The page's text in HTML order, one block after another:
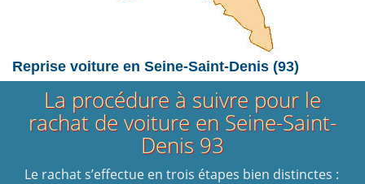
Reprise voiture en Seine-Saint-Denis (93)
La procédure à suivre pour le
rachat de voiture en Seine-Saint-
Denis 93
Le rachat s’effectue en trois étapes bien distinctes :